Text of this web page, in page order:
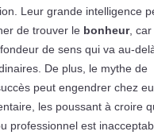
Leur grande intelligence
de trouver le bonheur, car
de sens qui va au-
De plus, le mythe de
peut engendrer chez
les poussant à croire
professionnel est